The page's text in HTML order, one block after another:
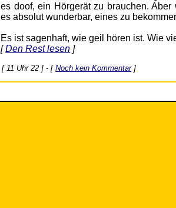
es doof, ein Hörgerät zu brauchen.
es absolut wunderbar, eines zu
Es ist sagenhaft, wie geil hören ist. Wie
[Den Rest lesen ]
[ 11 Uhr 22 ] - [Noch kein Kommentar]